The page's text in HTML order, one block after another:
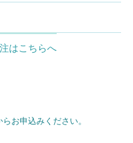
はこちらへ
お申込みください。